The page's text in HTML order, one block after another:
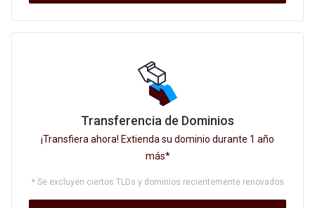
Transferencia de Dominios
¡Transfiera ahora! Extienda su dominio durante 1 año
más*
* Se excluyen ciertos TLDs y dominios recientemente renovados